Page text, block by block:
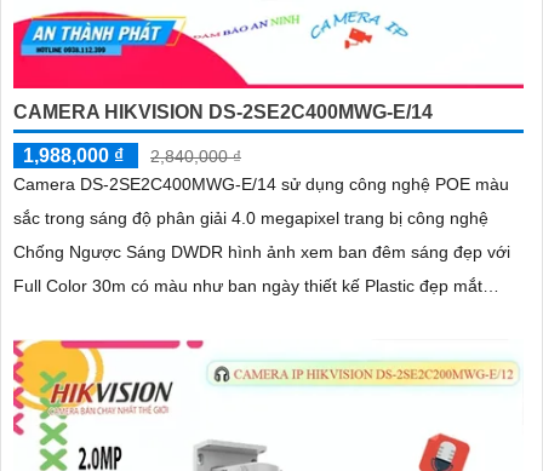
CAMERA HIKVISION DS-2SE2C400MWG-E/14
1,988,000 ₫
2,840,000 ₫
Camera DS-2SE2C400MWG-E/14 sử dụng công nghệ POE màu
sắc trong sáng độ phân giải 4.0 megapixel trang bị công nghệ
Chống Ngược Sáng DWDR hình ảnh xem ban đêm sáng đẹp với
Full Color 30m có màu như ban ngày thiết kế Plastic đẹp mắt
hợp tính năng thông minh phân biệt người và phương tiện và
chức năng thu âm và loa to rõ